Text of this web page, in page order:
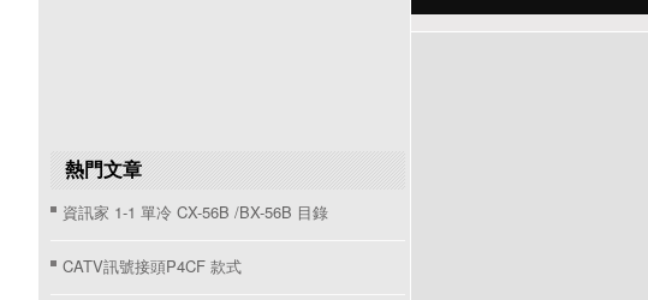
熱門文章
資訊家 1-1 單冷 CX-56B /BX-56B 目錄
CATV訊號接頭P4CF 款式